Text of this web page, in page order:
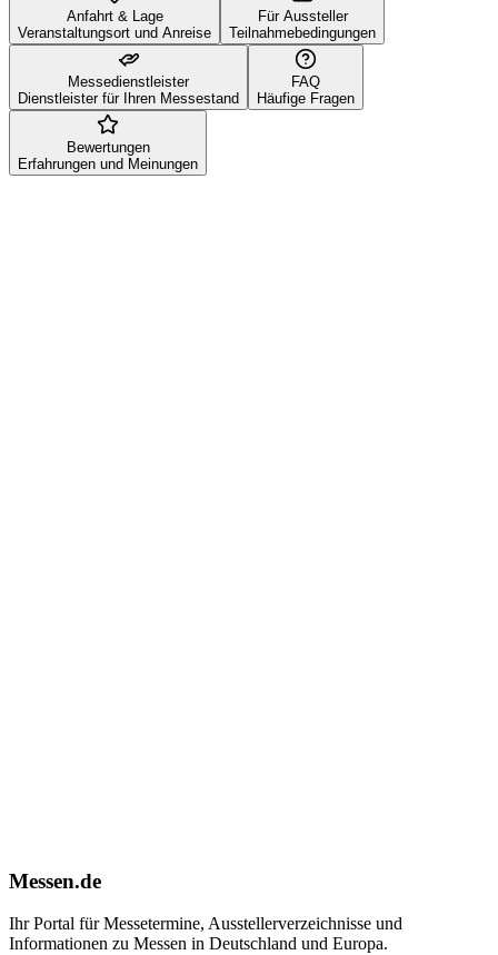
Anfahrt & Lage
Veranstaltungsort und Anreise
Für Aussteller
Teilnahmebedingungen
Messedienstleister
Dienstleister für Ihren Messestand
FAQ
Häufige Fragen
Bewertungen
Erfahrungen und Meinungen
Messen.de
Ihr Portal für Messetermine, Ausstellerverzeichnisse und
Informationen zu Messen in Deutschland und Europa.